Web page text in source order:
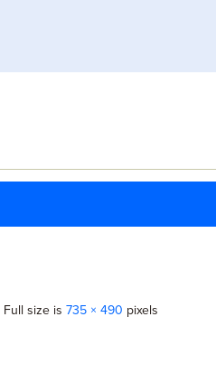
Full size is 735 × 490 pixels